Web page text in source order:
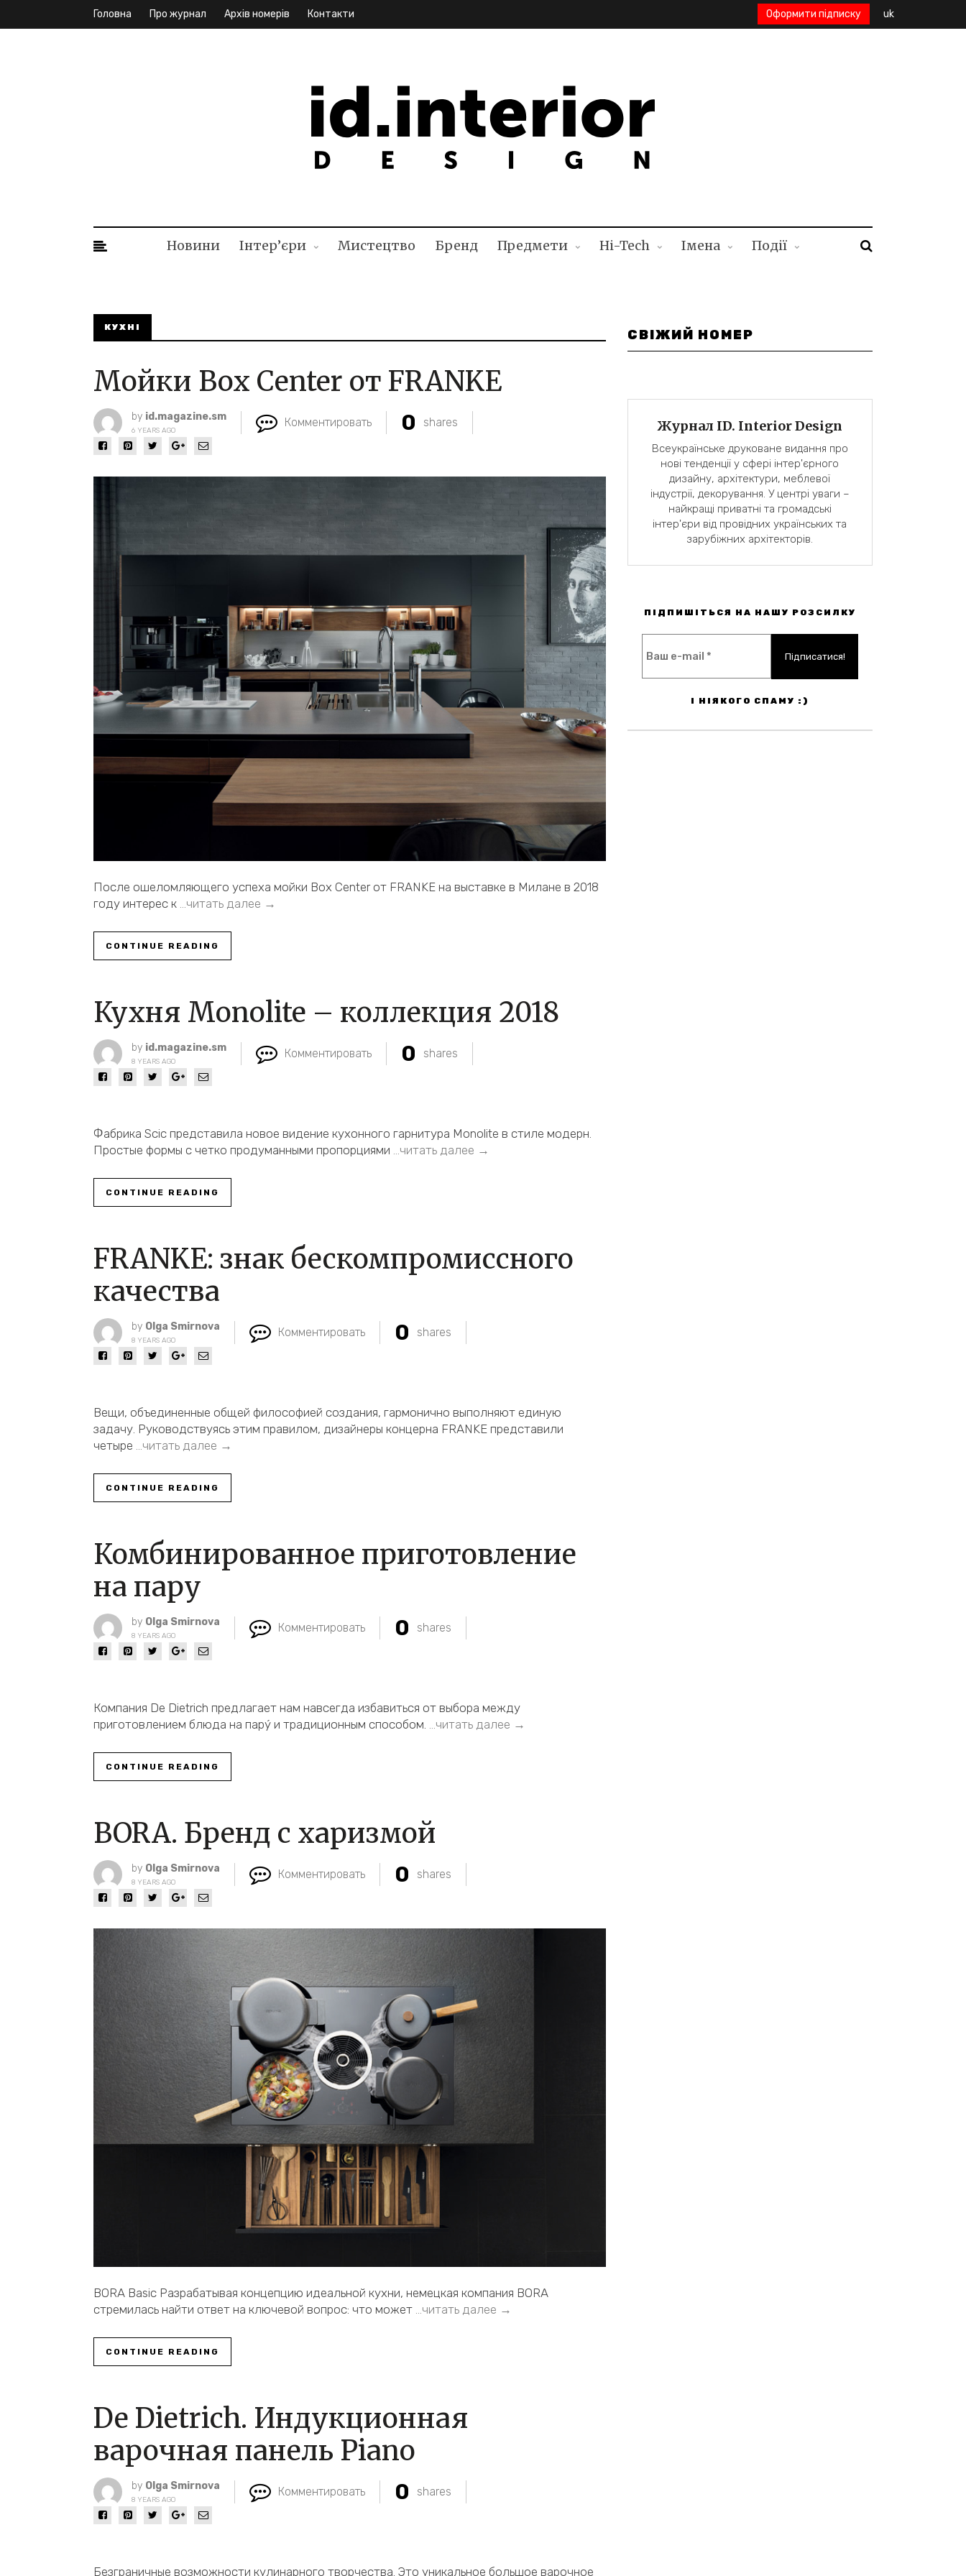
Головна Про журнал Архів номерів Контакти Оформити підписку uk
Новини Інтер’єри Мистецтво Бренд Предмети Hi-Tech Імена Події
КУХНІ
Мойки Box Center от FRANKE
by id.magazine.sm
6 YEARS AGO
Комментировать 0 shares
После ошеломляющего успеха мойки Box Center от FRANKE на выставке в Милане в 2018
году интерес к …читать далее →
CONTINUE READING
Кухня Monolite – коллекция 2018
by id.magazine.sm
8 YEARS AGO
Комментировать 0 shares
Фабрика Scic представила новое видение кухонного гарнитура Monolite в стиле модерн.
Простые формы с четко продуманными пропорциями …читать далее →
CONTINUE READING
FRANKE: знак бескомпромиссного
качества
by Olga Smirnova
8 YEARS AGO
Комментировать 0 shares
Вещи, объединенные общей философией создания, гармонично выполняют единую
задачу. Руководствуясь этим правилом, дизайнеры концерна FRANKE представили
четыре …читать далее →
CONTINUE READING
Комбинированное приготовление
на пару
by Olga Smirnova
8 YEARS AGO
Комментировать 0 shares
Компания De Dietrich предлагает нам навсегда избавиться от выбора между
приготовлением блюда на парý и традиционным способом.
…читать далее →
CONTINUE READING
BORA. Бренд с харизмой
by Olga Smirnova
8 YEARS AGO
Комментировать 0 shares
BORA Basic Разрабатывая концепцию идеальной кухни, немецкая компания BORA
стремилась найти ответ на ключевой вопрос: что может …читать далее →
CONTINUE READING
De Dietrich. Индукционная
варочная панель Piano
by Olga Smirnova
8 YEARS AGO
Комментировать 0 shares
Безграничные возможности кулинарного творчества. Это уникальное большое варочное
СВІЖИЙ НОМЕР
Журнал ID. Interior Design
Всеукраїнське друковане видання про
нові тенденції у сфері інтер'єрного
дизайну, архітектури, меблевої
індустрії, декорування. У центрі уваги –
найкращі приватні та громадські
інтер'єри від провідних українських та
зарубіжних архітекторів.
ПІДПИШІТЬСЯ НА НАШУ РОЗСИЛКУ
І НІЯКОГО СПАМУ :)